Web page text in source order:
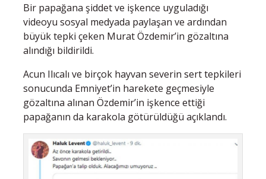
Bir papağana şiddet ve işkence uyguladığı
videoyu sosyal medyada paylaşan ve ardından
büyük tepki çeken Murat Özdemir’in gözaltına
alındığı bildirildi.
Acun Ilıcalı ve birçok hayvan severin sert tepkileri
sonucunda Emniyet’in harekete geçmesiyle
gözaltına alınan Özdemir’in işkence ettiği
papağanın da karakola götürüldüğü açıklandı.